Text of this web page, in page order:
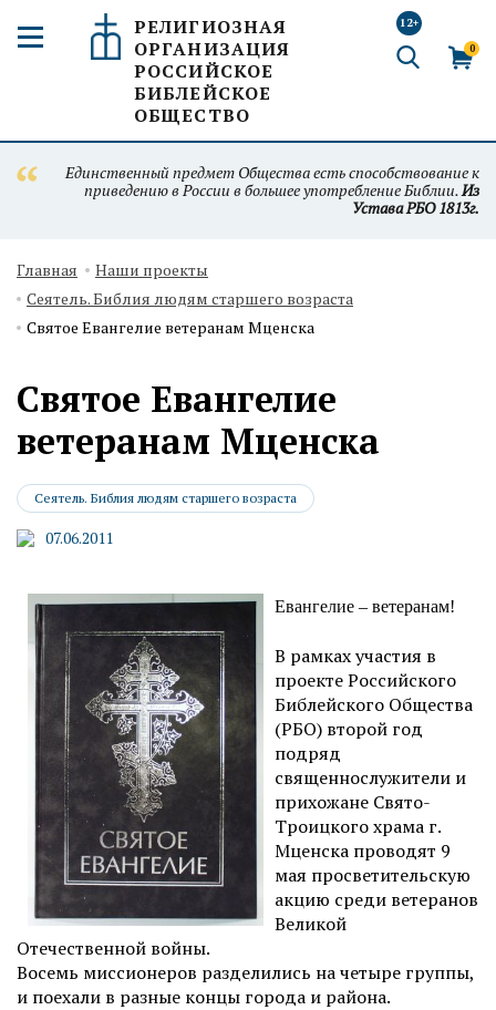
РЕЛИГИОЗНАЯ
ОРГАНИЗАЦИЯ
РОССИЙСКОЕ
БИБЛЕЙСКОЕ
ОБЩЕСТВО
12+
0
Единственный предмет Общества есть способствование к
приведению в России в большее употребление Библии.Из
Устава РБО 1813г.
Главная
Наши проекты
Сеятель. Библия людям старшего возраста
Святое Евангелие ветеранам Мценска
Святое Евангелие
ветеранам Мценска
Сеятель. Библия людям старшего возраста
07.06.2011
Евангелие – ветеранам!
В рамках участия в
проекте Российского
Библейского Общества
(РБО) второй год
подряд
священнослужители и
прихожане Свято-
Троицкого храма г.
Мценска проводят 9
мая просветительскую
акцию среди ветеранов
Великой
Отечественной войны.
Восемь миссионеров разделились на четыре группы,
и поехали в разные концы города и района.